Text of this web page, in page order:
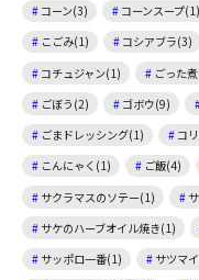
コーン(3)
コーンスープ(1)
こごみ(1)
コシアブラ(3)
コチュジャン(1)
ごった
ごぼう(2)
ゴボウ(9)
ごまドレッシング(1)
コ
こんにゃく(1)
ご飯(4)
サクラマスのソテー(1)
サケのハーブオイル焼き(1)
サッポロ一番(1)
サツマ